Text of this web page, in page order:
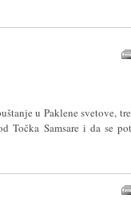
u Paklene svetove,
Točka Samsare i da se